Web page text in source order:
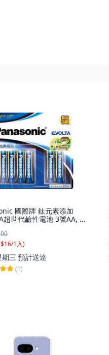
國際牌 鈦元素添加
超世代鹼性電池 3號AA, 1
16/1 入)
三 預計送達
(1)